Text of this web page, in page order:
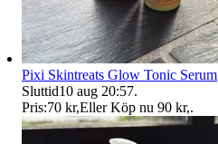
Pixi Skintreats Glow Tonic Serum
Sluttid10 aug 20:57.
Pris:70 kr,Eller Köp nu 90 kr,.